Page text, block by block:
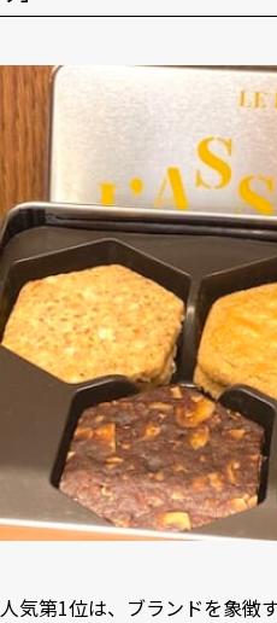
人気第1位は、ブランドを象徴